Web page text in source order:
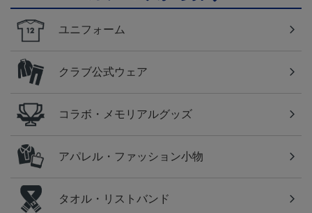
ユニフォーム
クラブ公式ウェア
コラボ・メモリアルグッズ
アパレル・ファッション小物
タオル・リストバンド